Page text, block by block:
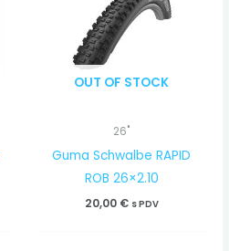
OUT OF STOCK
26"
Guma Schwalbe RAPID
ROB 26×2.10
20,00 € s PDV